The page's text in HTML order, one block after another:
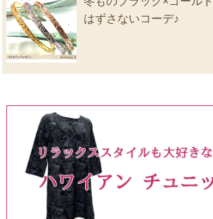
はずさないコーデ♪